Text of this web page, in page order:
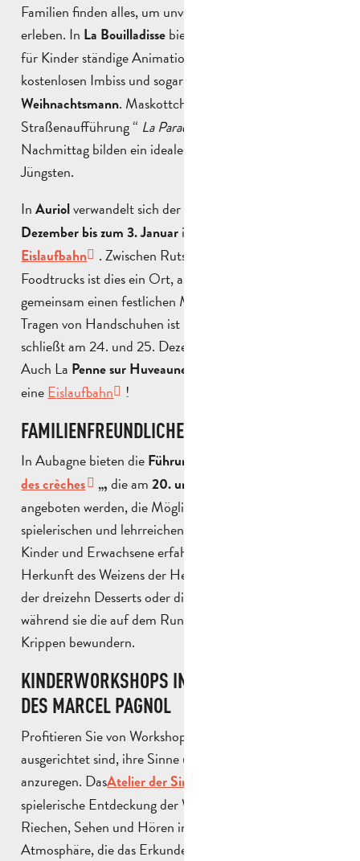
Familien finden alles, um unvergessliche Momente zu
erleben. In La Bouilladisse bietet das
für Kinder ständige Animationen, Aufführungen, einen
kostenlosen Imbiss und sogar ein
Weihnachtsmann. Maskottchen, Hüpfburgen und die
Straßenaufführung “ La Parade de Lune
Nachmittag bilden ein ideales Programm für die
Jüngsten.
InAuriolverwandelt sich der Place du Village vom
Dezember bis zum 3. Januar in eine
Eislaufbahn
. Zwischen Rutschpartien, Karussells und
Foodtrucks ist dies ein Ort, an dem die ganze Familie
gemeinsam einen festlichen Moment erleben kann. Das
Tragen von Handschuhen ist Pflicht und die Eisbahn
schließt am 24. und 25. Dezember sowie am 1. Januar.
Auch La Penne sur Huveaune
eineEislaufbahn !
FAMILIENFREUNDLICHE FÜHRUNGEN
In Aubagne bieten die Führungen “
des crèches
„, die am20. und 27. Dezember
angeboten werden, die Möglichkeit, die Stadt auf einem
spielerischen und lehrreichen Spaziergang zu entdecken.
Kinder und Erwachsene erfahren dabei etwas über die
Herkunft des Weizens der Heiligen Barbara, das Ritual
der dreizehn Desserts oder die Geschichte der Pastoral,
während sie die auf dem Rundgang aufgestellten
Krippen bewundern.
KINDERWORKSHOPS IN DER KLEINEN WELT
DES MARCEL PAGNOL
Profitieren Sie von Workshops, die speziell darauf
ausgerichtet sind, ihre Sinne und ihre Fantasie
anzuregen. DasAtelier der Sinne
spielerische Entdeckung der Welt durch Berühren,
Riechen, Sehen und Hören in einer sanften
Atmosphäre, die das Erkunden mit der Familie fördert.